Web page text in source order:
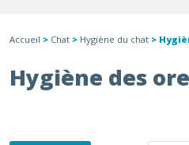
Accueil > Chat > Hygiène du chat >
Hygiène des